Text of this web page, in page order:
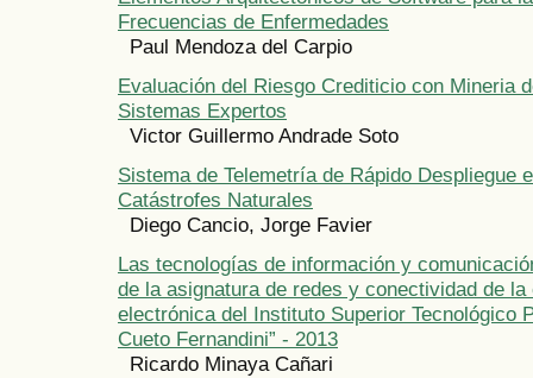
Frecuencias de Enfermedades
Paul Mendoza del Carpio
Evaluación del Riesgo Crediticio con Mineria
Sistemas Expertos
Victor Guillermo Andrade Soto
Sistema de Telemetría de Rápido Despliegue
Catástrofes Naturales
Diego Cancio, Jorge Favier
Las tecnologías de información y
de la asignatura de redes y conectividad de la
electrónica del Instituto Superior Tecnológico
Cueto Fernandini” - 2013
Ricardo Minaya Cañari